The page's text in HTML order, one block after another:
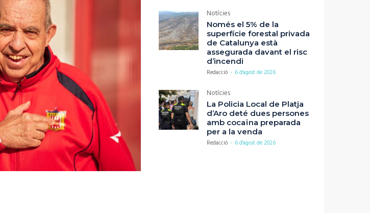
Notícies
Només el 5% de la
superfície forestal privada
de Catalunya està
assegurada davant el risc
d’incendi
Redacció - 6 d'agost de 2026
Notícies
La Policia Local de Platja
d’Aro deté dues persones
amb cocaïna preparada
per a la venda
Redacció - 6 d'agost de 2026